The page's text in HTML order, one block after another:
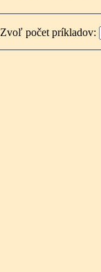
Zvoľ počet príkladov: